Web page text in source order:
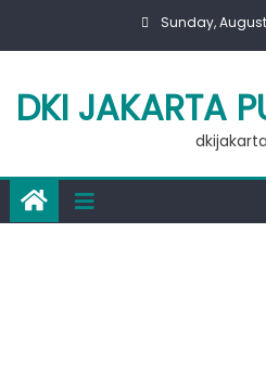
Sunday,
DKI JAKARTA